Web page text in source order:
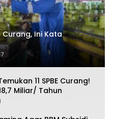
Curang, Ini Kata
11 SPBE Curang!
Miliar/ Tahun